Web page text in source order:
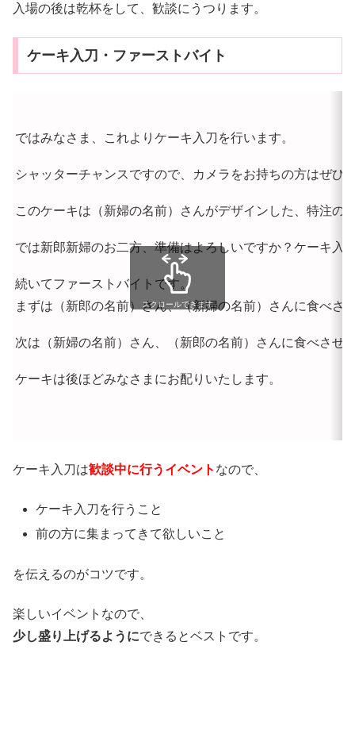
入場の後は乾杯をして、歓談にうつります。
ケーキ入刀・ファーストバイト
ではみなさま、これよりケーキ入刀を行います。
シャッターチャンスですので、カメラをお持ちの方はぜひ
このケーキは（新婦の名前）さんがデザインした、特注の
では新郎新婦のお二方、準備はよろしいですか？ケーキ入
続いてファーストバイトです。
まずは（新郎の名前）さん、（新婦の名前）さんに食べさ
次は（新婦の名前）さん、（新郎の名前）さんに食べさ
ケーキは後ほどみなさまにお配りいたします。
スクロールできます
ケーキ入刀は歓談中に行うイベント なので、
ケーキ入刀を行うこと
前の方に集まってきて欲しいこと
を伝えるのがコツです。
楽しいイベントなので、
少し盛り上げるようにできるとベストです。